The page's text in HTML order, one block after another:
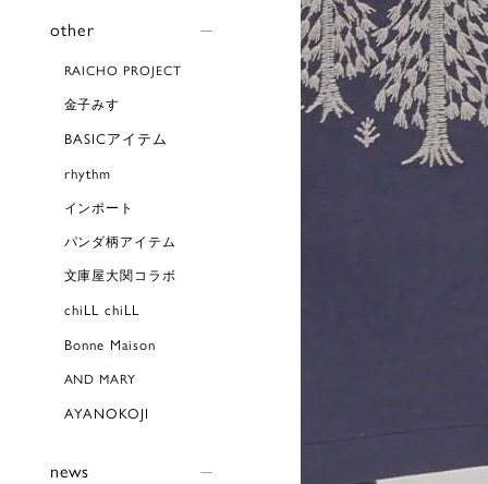
other
RAICHO PROJECT
金子みすゞ
BASICアイテム
rhythm
インポート
パンダ柄アイテム
文庫屋大関コラボ
chiLL chiLL
Bonne Maison
AND MARY
AYANOKOJI
news